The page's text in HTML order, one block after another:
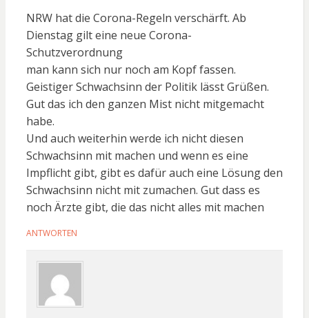
NRW hat die Corona-Regeln verschärft. Ab
Dienstag gilt eine neue Corona-
Schutzverordnung
man kann sich nur noch am Kopf fassen.
Geistiger Schwachsinn der Politik lässt Grüßen.
Gut das ich den ganzen Mist nicht mitgemacht
habe.
Und auch weiterhin werde ich nicht diesen
Schwachsinn mit machen und wenn es eine
Impflicht gibt, gibt es dafür auch eine Lösung den
Schwachsinn nicht mit zumachen. Gut dass es
noch Ärzte gibt, die das nicht alles mit machen
ANTWORTEN